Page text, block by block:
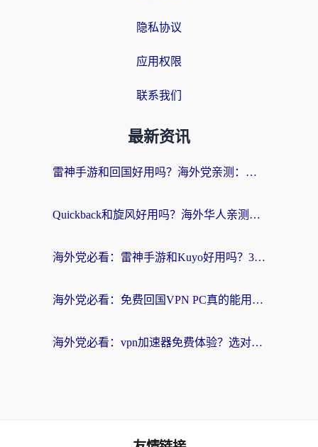
隐私协议
应用权限
联系我们
最新资讯
雷神手游和回国好用吗？海外党亲测：选对加速器才能无缝刷剧打游戏
Quickback和旋风好用吗？海外华人亲测：选对回国加速器才能无缝看央视5
海外党必看：雷神手游和Kuyo好用吗？3款回国加速器实测+避坑指南
海外党必看：免费回国VPN PC真的能用？附国内高速VPN选择全攻略
海外党必看：vpn加速器免费体验？选对回国加速器才能无缝刷国内剧玩国服